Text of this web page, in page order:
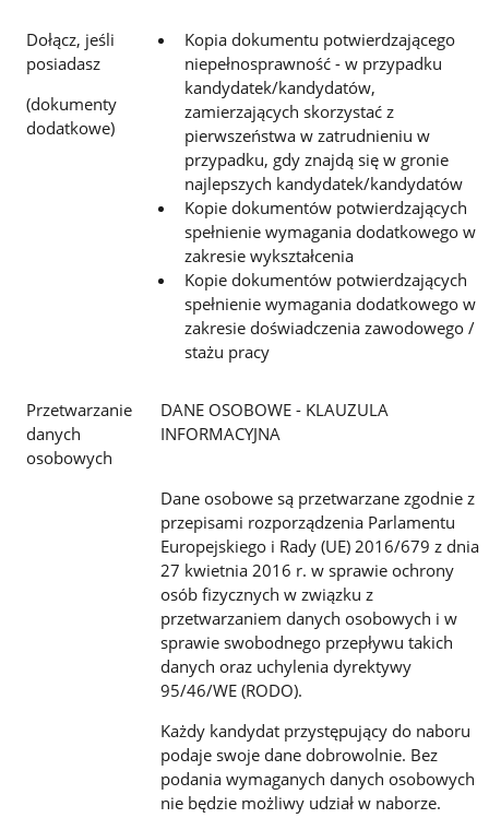
Dołącz, jeśli
posiadasz
(dokumenty
dodatkowe)
Kopia dokumentu potwierdzającego
niepełnosprawność - w przypadku
kandydatek/kandydatów,
zamierzających skorzystać z
pierwszeństwa w zatrudnieniu w
przypadku, gdy znajdą się w gronie
najlepszych kandydatek/kandydatów
Kopie dokumentów potwierdzających
spełnienie wymagania dodatkowego w
zakresie wykształcenia
Kopie dokumentów potwierdzających
spełnienie wymagania dodatkowego w
zakresie doświadczenia zawodowego /
stażu pracy
Przetwarzanie
danych
osobowych
DANE OSOBOWE - KLAUZULA
INFORMACYJNA
Dane osobowe są przetwarzane zgodnie z
przepisami rozporządzenia Parlamentu
Europejskiego i Rady (UE) 2016/679 z dnia
27 kwietnia 2016 r. w sprawie ochrony
osób fizycznych w związku z
przetwarzaniem danych osobowych i w
sprawie swobodnego przepływu takich
danych oraz uchylenia dyrektywy
95/46/WE (RODO).
Każdy kandydat przystępujący do naboru
podaje swoje dane dobrowolnie. Bez
podania wymaganych danych osobowych
nie będzie możliwy udział w naborze.